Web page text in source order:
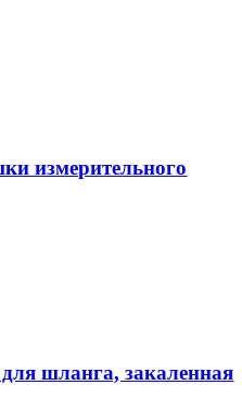
измерительного
шланга, закаленная